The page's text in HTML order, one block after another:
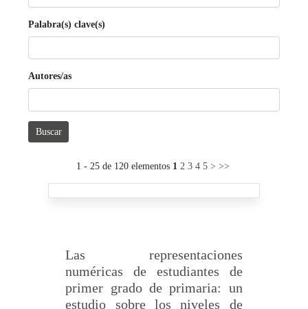
Palabra(s) clave(s)
Autores/as
Buscar
1 - 25 de 120 elementos 1 2 3 4 5 > >>
Las representaciones
numéricas de estudiantes de
primer grado de primaria: un
estudio sobre los niveles de